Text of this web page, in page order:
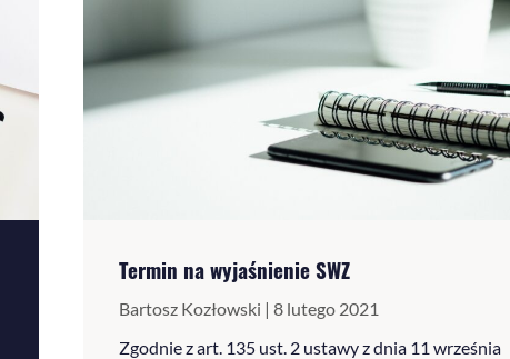
Termin na wyjaśnienie SWZ
Bartosz Kozłowski | 8 lutego 2021
Zgodnie z art. 135 ust. 2 ustawy z dnia 11 września